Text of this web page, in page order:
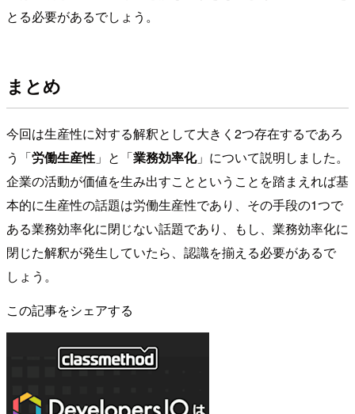
とる必要があるでしょう。
まとめ
今回は生産性に対する解釈として大きく2つ存在するであろ
う「労働生産性 」と「業務効率化」について説明しました。
企業の活動が価値を生み出すことということを踏まえれば基
本的に生産性の話題は労働生産性であり、その手段の1つで
ある業務効率化に閉じない話題であり、もし、業務効率化に
閉じた解釈が発生していたら、認識を揃える必要があるで
しょう。
この記事をシェアする